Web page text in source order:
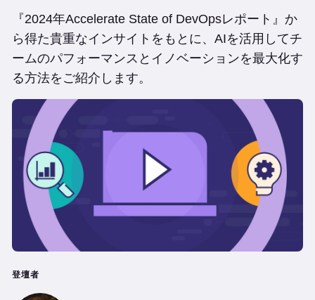
『2024年Accelerate State of DevOpsレポート』か
ら得た貴重なインサイトをもとに、AIを活用してチ
ームのパフォーマンスとイノベーションを最大化す
る方法をご紹介します。
登壇者